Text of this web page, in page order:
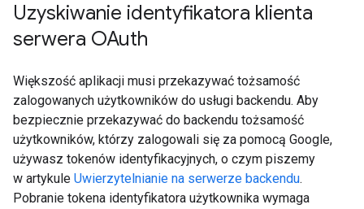
Uzyskiwanie identyfikatora klienta
serwera OAuth
Większość aplikacji musi przekazywać tożsamość
zalogowanych użytkowników do usługi backendu. Aby
bezpiecznie przekazywać do backendu tożsamość
użytkowników, którzy zalogowali się za pomocą Google,
używasz tokenów identyfikacyjnych, o czym piszemy
w artykule Uwierzytelnianie na serwerze backendu.
Pobranie tokena identyfikatora użytkownika wymaga